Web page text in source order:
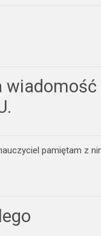
pamiętam z